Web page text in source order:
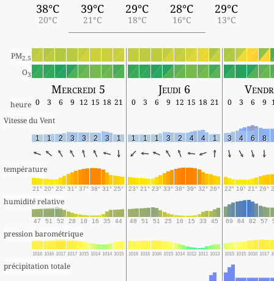
38°C
20°C
39°C
21°C
29°C
18°C
28°C
16°C
29°C
13°C
PM2.5
O3
Mercredi 5 Jeudi 6
heure 0 3 6 9 12 15 18 21 0 3 6 9 12 15 18 21 0 3 6 9
Vitesse du Vent
1 1 2 3 3 2 3 1 1 1 1 3 2 4 4 1 3 4 6 8
température
21° 20° 22° 31° 37° 38° 31° 25° 23° 21° 23° 33° 38° 39° 32° 26° 22° 19° 21° 26°
humidité relative
47 51 52 28 18 16 35 44 48 51 51 25 16 15 33 45 69 84 82 57
pression barométrique
1016 1016 1017 1017 1015 1014 1014 1015 1016 1016 1016 1015 1014 1012 1011 1013 1015 1015 1016 1017
précipitation totale